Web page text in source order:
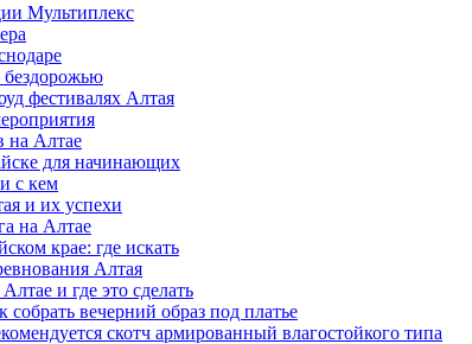
Мультиплекс
бездорожью
фестивалях Алтая
на Алтае
для начинающих
с кем
и их успехи
на Алтае
крае: где искать
Алтая
и где это сделать
вечерний образ под платье
скотч армированный влагостойкого типа